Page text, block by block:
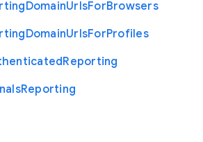
DomainUrlsForBrowsers
DomainUrlsForProfiles
Reporting
Reporting